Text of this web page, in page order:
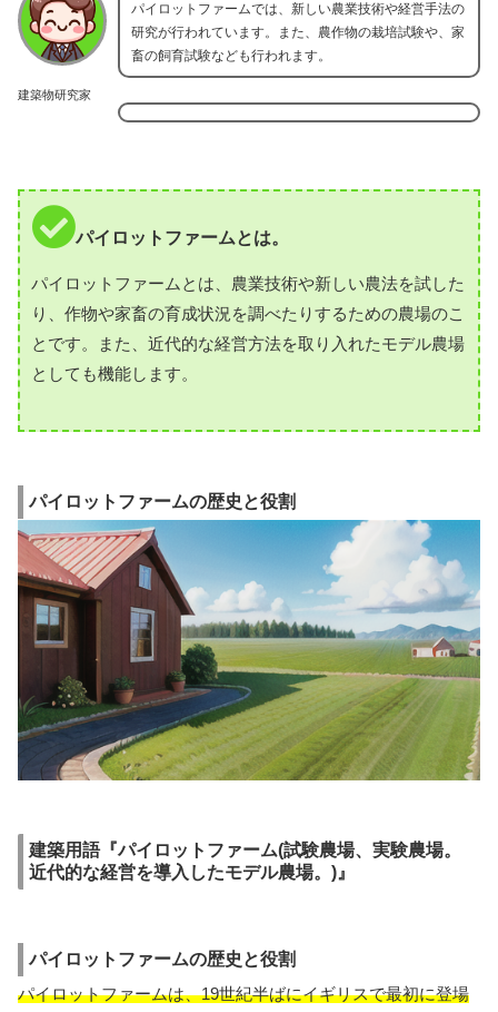
建築物研究家
パイロットファームでは、新しい農業技術や経営手法の
研究が行われています。また、農作物の栽培試験や、家
畜の飼育試験なども行われます。
パイロットファームとは。
パイロットファームとは、農業技術や新しい農法を試した
り、作物や家畜の育成状況を調べたりするための農場のこ
とです。また、近代的な経営方法を取り入れたモデル農場
としても機能します。
パイロットファームの歴史と役割
建築用語『パイロットファーム(試験農場、実験農場。
近代的な経営を導入したモデル農場。)』
パイロットファームの歴史と役割
パイロットファームは、19世紀半ばにイギリスで最初に登場